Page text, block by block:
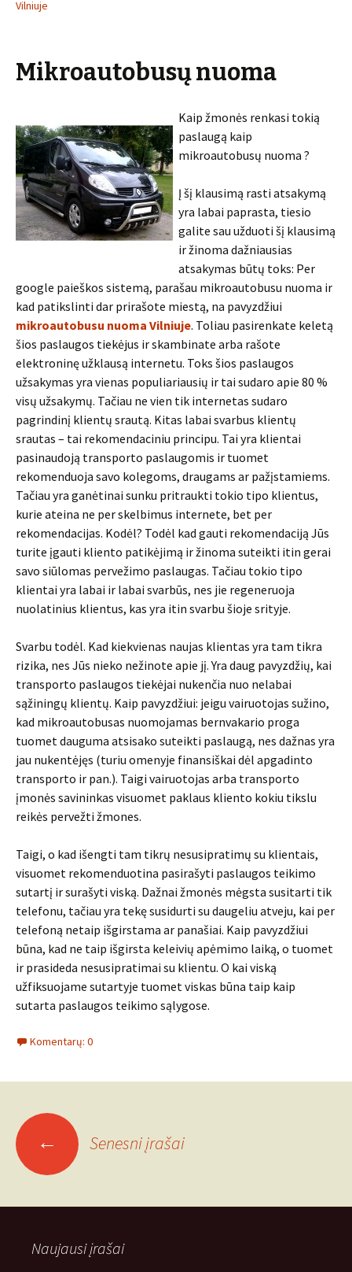
Vilniuje
Mikroautobusų nuoma
Kaip žmonės renkasi tokią
paslaugą kaip
mikroautobusų nuoma ?
Į šį klausimą rasti atsakymą
yra labai paprasta, tiesio
galite sau užduoti šį klausimą
ir žinoma dažniausias
atsakymas būtų toks: Per
google paieškos sistemą, parašau mikroautobusu nuoma ir
kad patikslinti dar prirašote miestą, na pavyzdžiui
mikroautobusu nuoma Vilniuje. Toliau pasirenkate keletą
šios paslaugos tiekėjus ir skambinate arba rašote
elektroninę užklausą internetu. Toks šios paslaugos
užsakymas yra vienas populiariausių ir tai sudaro apie 80 %
visų užsakymų. Tačiau ne vien tik internetas sudaro
pagrindinį klientų srautą. Kitas labai svarbus klientų
srautas – tai rekomendaciniu principu. Tai yra klientai
pasinaudoją transporto paslaugomis ir tuomet
rekomenduoja savo kolegoms, draugams ar pažįstamiems.
Tačiau yra ganėtinai sunku pritraukti tokio tipo klientus,
kurie ateina ne per skelbimus internete, bet per
rekomendacijas. Kodėl? Todėl kad gauti rekomendaciją Jūs
turite įgauti kliento patikėjimą ir žinoma suteikti itin gerai
savo siūlomas pervežimo paslaugas. Tačiau tokio tipo
klientai yra labai ir labai svarbūs, nes jie regeneruoja
nuolatinius klientus, kas yra itin svarbu šioje srityje.
Svarbu todėl. Kad kiekvienas naujas klientas yra tam tikra
rizika, nes Jūs nieko nežinote apie jį. Yra daug pavyzdžių, kai
transporto paslaugos tiekėjai nukenčia nuo nelabai
sąžiningų klientų. Kaip pavyzdžiui: jeigu vairuotojas sužino,
kad mikroautobusas nuomojamas bernvakario proga
tuomet dauguma atsisako suteikti paslaugą, nes dažnas yra
jau nukentėjęs (turiu omenyje finansiškai dėl apgadinto
transporto ir pan.). Taigi vairuotojas arba transporto
įmonės savininkas visuomet paklaus kliento kokiu tikslu
reikės pervežti žmones.
Taigi, o kad išengti tam tikrų nesusipratimų su klientais,
visuomet rekomenduotina pasirašyti paslaugos teikimo
sutartį ir surašyti viską. Dažnai žmonės mėgsta susitarti tik
telefonu, tačiau yra tekę susidurti su daugeliu atveju, kai per
telefoną netaip išgirstama ar panašiai. Kaip pavyzdžiui
būna, kad ne taip išgirsta keleivių apėmimo laiką, o tuomet
ir prasideda nesusipratimai su klientu. O kai viską
užfiksuojame sutartyje tuomet viskas būna taip kaip
sutarta paslaugos teikimo sąlygose.
Komentarų: 0
Įrašo
navigacija
← Senesni įrašai
Naujausi įrašai